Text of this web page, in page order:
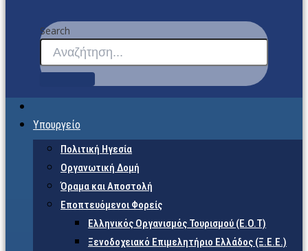
Search
Υπουργείο
Πολιτική Ηγεσία
Οργανωτική Δομή
Όραμα και Αποστολή
Εποπτευόμενοι Φορείς
Eλληνικός Οργανισμός Τουρισμού (Ε.Ο.Τ)
Ξενοδοχειακό Επιμελητήριο Ελλάδος (Ξ.Ε.Ε.)